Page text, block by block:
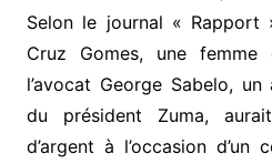
Selon le journal « Rapport
Cruz Gomes, une femme
l’avocat George Sabelo,
du président Zuma,
d’argent à l’occasion